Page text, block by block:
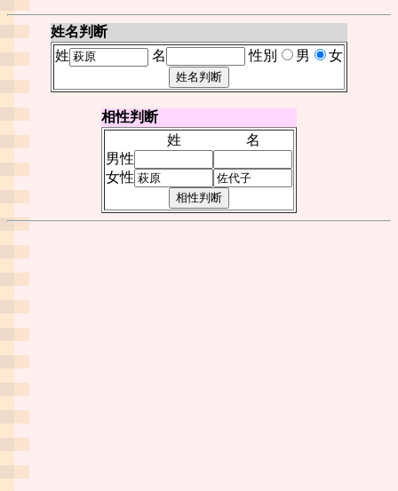
姓名判断
姓
名 性別 男 女
相性判断
姓
名
男性
女性